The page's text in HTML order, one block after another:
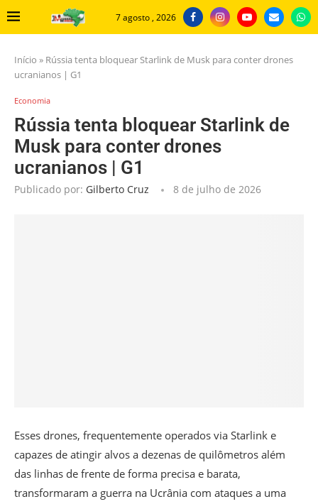
7 agosto , 2026
Início » Rússia tenta bloquear Starlink de Musk para conter drones
ucranianos | G1
Economia
Rússia tenta bloquear Starlink de
Musk para conter drones
ucranianos | G1
Publicado por: Gilberto Cruz 8 de julho de 2026
Esses drones, frequentemente operados via Starlink e
capazes de atingir alvos a dezenas de quilômetros além
das linhas de frente de forma precisa e barata,
transformaram a guerra na Ucrânia com ataques a uma